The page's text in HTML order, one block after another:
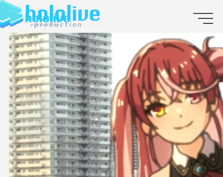
EN
JP
ABOUT
TALENT
NEWS
AUDITION